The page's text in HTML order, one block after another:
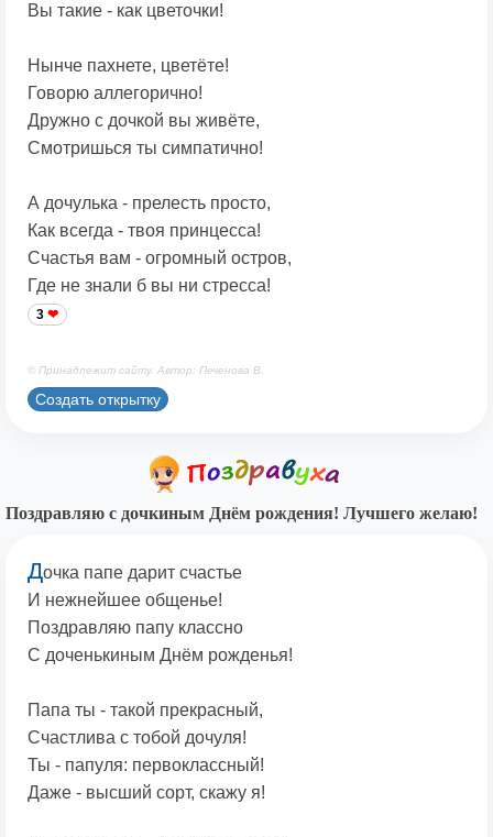
Вы такие - как цветочки!
Нынче пахнете, цветёте!
Говорю аллегорично!
Дружно с дочкой вы живёте,
Смотришься ты симпатично!
А дочулька - прелесть просто,
Как всегда - твоя принцесса!
Счастья вам - огромный остров,
Где не знали б вы ни стресса!
3
© Принадлежит сайту. Автор: Печенова В.
Создать открытку
Поздравляю с дочкиным Днём рождения! Лучшего желаю!
Дочка папе дарит счастье
И нежнейшее общенье!
Поздравляю папу классно
С доченькиным Днём рожденья!
Папа ты - такой прекрасный,
Счастлива с тобой дочуля!
Ты - папуля: первоклассный!
Даже - высший сорт, скажу я!